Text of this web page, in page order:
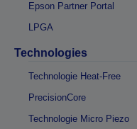
Epson Partner Portal
LPGA
Technologies
Technologie Heat-Free
PrecisionCore
Technologie Micro Piezo